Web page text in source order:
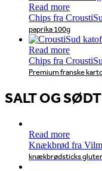
Read more
Chips fra
paprika 100g
Read more
Chips fra
Premium franske
SALT OG SØDT
Read more
Knækbrød fra
knækbrødsticks